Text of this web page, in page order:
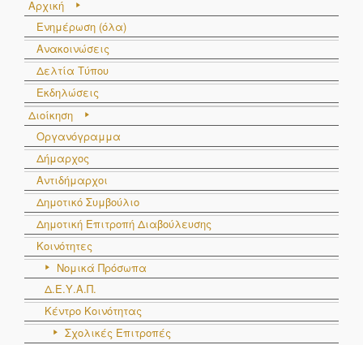
Αρχική
Ενημέρωση (όλα)
Ανακοινώσεις
Δελτία Τύπου
Εκδηλώσεις
Διοίκηση
Οργανόγραμμα
Δήμαρχος
Αντιδήμαρχοι
Δημοτικό Συμβούλιο
Δημοτική Επιτροπή Διαβούλευσης
Κοινότητες
Νομικά Πρόσωπα
Δ.Ε.Υ.Α.Π.
Κέντρο Κοινότητας
Σχολικές Επιτροπές